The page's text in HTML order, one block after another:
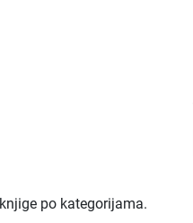
po kategorijama.